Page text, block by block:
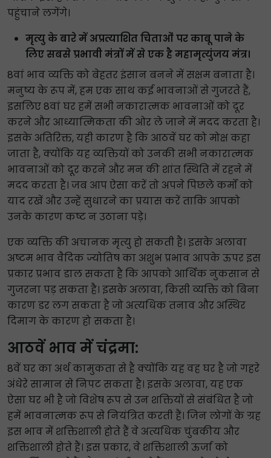
पहुंचाने लगेंगे।
मृत्यु के बारे में अप्रत्याशित चिताओं पर काबू पाने के
लिए सबसे प्रभावी मंत्रों में से एक है महामृत्युंजय मंत्र।
8वां भाव व्यक्ति को बेहतर इंसान बनने में सक्षम बनाता है।
मनुष्य के रूप में, हम एक साथ कई भावनाओं से गुजरते हैं,
इसलिए 8वां घर हमें सभी नकारात्मक भावनाओं को दूर
करने और आध्यात्मिकता की ओर ले जाने में मदद करता है।
इसके अतिरिक्त, यही कारण है कि आठवें घर को मोक्ष कहा
जाता है, क्योंकि यह व्यक्तियों को उनकी सभी नकारात्मक
भावनाओं को दूर करने और मन की शांत स्थिति में रहने में
मदद करता है। जब आप ऐसा करें तो अपने पिछले कर्मों को
याद रखें और उन्हें सुधारने का प्रयास करें ताकि आपको
उनके कारण कष्ट न उठाना पड़े।
एक व्यक्ति की अचानक मृत्यु हो सकती है। इसके अलावा
अष्टम भाव वैदिक ज्योतिष का अशुभ प्रभाव आपके ऊपर इस
प्रकार प्रभाव डाल सकता है कि आपको आर्थिक नुकसान से
गुजरना पड़ सकता है। इसके अलावा, किसी व्यक्ति को बिना
कारण डर लग सकता है जो अत्यधिक तनाव और अस्थिर
दिमाग के कारण हो सकता है।
आठवें भाव में चंद्रमा:
8वें घर का अर्थ कामुकता से है क्योंकि यह वह घर है जो गहरे
अंधेरे सामान से निपट सकता है। इसके अलावा, यह एक
ऐसा घर भी है जो विशेष रूप से उन शक्तियों से संबंधित है जो
हमें भावनात्मक रूप से नियंत्रित करती हैं। जिन लोगों के ग्रह
इस भाव में शक्तिशाली होते हैं वे अत्यधिक चुंबकीय और
शक्तिशाली होते हैं। इस प्रकार, वे शक्तिशाली ऊर्जा को